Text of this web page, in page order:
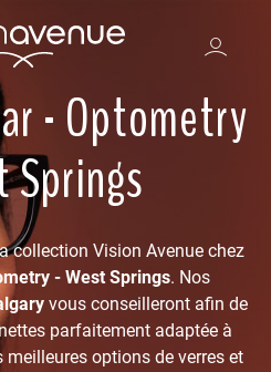
- Optometry
Springs
collection Vision Avenue chez
- West Springs. Nos
vous conseilleront afin de
parfaitement adaptée à
options de verres et